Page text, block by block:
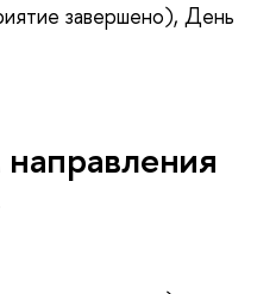
завершено), День